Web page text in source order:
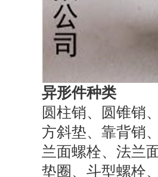
异形件种类
圆柱销、圆锥销
方斜垫、靠背销
兰面螺栓、法兰
垫圈、斗型螺栓